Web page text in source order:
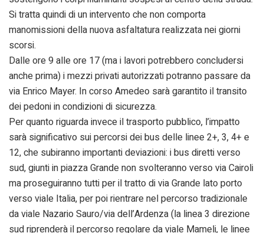
Si tratta quindi di un intervento che non comporta
manomissioni della nuova asfaltatura realizzata nei giorni
scorsi.
Dalle ore 9 alle ore 17 (ma i lavori potrebbero concludersi
anche prima) i mezzi privati autorizzati potranno passare da
via Enrico Mayer. In corso Amedeo sarà garantito il transito
dei pedoni in condizioni di sicurezza.
Per quanto riguarda invece il trasporto pubblico, l’impatto
sarà significativo sui percorsi dei bus delle linee 2+, 3, 4+ e
12, che subiranno importanti deviazioni: i bus diretti verso
sud, giunti in piazza Grande non svolteranno verso via Cairoli
ma proseguiranno tutti per il tratto di via Grande lato porto
verso viale Italia, per poi rientrare nel percorso tradizionale
da viale Nazario Sauro/via dell’Ardenza (la linea 3 direzione
sud riprenderà il percorso regolare da viale Mameli, le linee